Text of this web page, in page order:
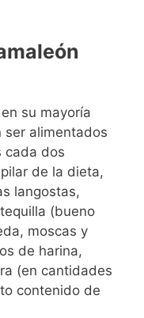
su mayoría
ser alimentados
cada dos
de la dieta,
langostas,
(bueno
moscas y
de harina,
(en cantidades
contenido de